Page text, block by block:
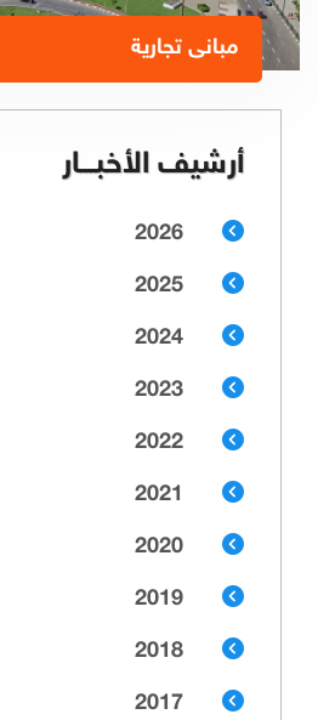
مبانى تجارية
أرشيف الأخبـــار
2026
2025
2024
2023
2022
2021
2020
2019
2018
2017